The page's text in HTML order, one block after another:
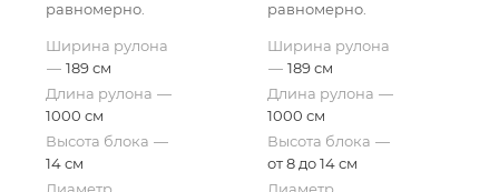
равномерно.
Ширина рулона
— 189 см
Длина рулона —
1000 см
Высота блока —
14 см
равномерно.
Ширина рулона
— 189 см
Длина рулона —
1000 см
Высота блока —
от 8 до 14 см